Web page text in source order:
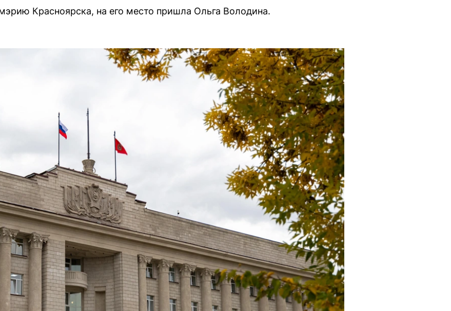
Красноярска, на его место пришла Ольга Володина.